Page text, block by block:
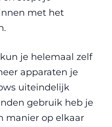
met het
je helemaal zelf
apparaten je
uiteindelijk
gebruik heb je
manier op elkaar